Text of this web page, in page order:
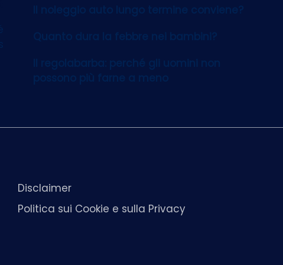
Il noleggio auto lungo termine conviene?
Quanto dura la febbre nei bambini?
Il regolabarba: perché gli uomini non
possono più farne a meno
Disclaimer
Politica sui Cookie e sulla Privacy